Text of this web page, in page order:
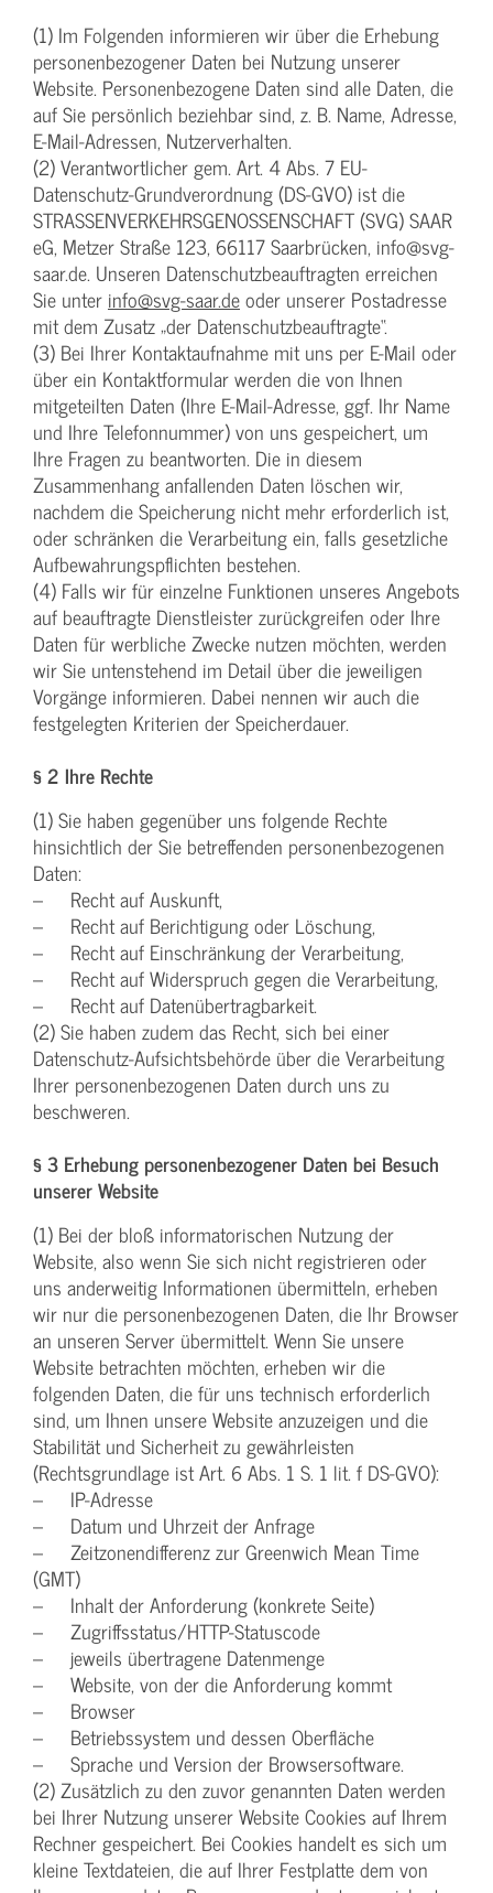
(1) Im Folgenden informieren wir über die Erhebung
personenbezogener Daten bei Nutzung unserer
Website. Personenbezogene Daten sind alle Daten, die
auf Sie persönlich beziehbar sind, z. B. Name, Adresse,
E-Mail-Adressen, Nutzerverhalten.
(2) Verantwortlicher gem. Art. 4 Abs. 7 EU-
Datenschutz-Grundverordnung (DS-GVO) ist die
STRASSENVERKEHRSGENOSSENSCHAFT (SVG) SAAR
eG, Metzer Straße 123, 66117 Saarbrücken, info@svg-
saar.de. Unseren Datenschutzbeauftragten erreichen
Sie unter info@svg-saar.deoder unserer Postadresse
mit dem Zusatz „der Datenschutzbeauftragte“.
(3) Bei Ihrer Kontaktaufnahme mit uns per E-Mail oder
über ein Kontaktformular werden die von Ihnen
mitgeteilten Daten (Ihre E-Mail-Adresse, ggf. Ihr Name
und Ihre Telefonnummer) von uns gespeichert, um
Ihre Fragen zu beantworten. Die in diesem
Zusammenhang anfallenden Daten löschen wir,
nachdem die Speicherung nicht mehr erforderlich ist,
oder schränken die Verarbeitung ein, falls gesetzliche
Aufbewahrungspflichten bestehen.
(4) Falls wir für einzelne Funktionen unseres Angebots
auf beauftragte Dienstleister zurückgreifen oder Ihre
Daten für werbliche Zwecke nutzen möchten, werden
wir Sie untenstehend im Detail über die jeweiligen
Vorgänge informieren. Dabei nennen wir auch die
festgelegten Kriterien der Speicherdauer.
§ 2 Ihre Rechte
(1) Sie haben gegenüber uns folgende Rechte
hinsichtlich der Sie betreffenden personenbezogenen
Daten:
– Recht auf Auskunft,
– Recht auf Berichtigung oder Löschung,
– Recht auf Einschränkung der Verarbeitung,
– Recht auf Widerspruch gegen die Verarbeitung,
– Recht auf Datenübertragbarkeit.
(2) Sie haben zudem das Recht, sich bei einer
Datenschutz-Aufsichtsbehörde über die Verarbeitung
Ihrer personenbezogenen Daten durch uns zu
beschweren.
§ 3 Erhebung personenbezogener Daten bei Besuch
unserer Website
(1) Bei der bloß informatorischen Nutzung der
Website, also wenn Sie sich nicht registrieren oder
uns anderweitig Informationen übermitteln, erheben
wir nur die personenbezogenen Daten, die Ihr Browser
an unseren Server übermittelt. Wenn Sie unsere
Website betrachten möchten, erheben wir die
folgenden Daten, die für uns technisch erforderlich
sind, um Ihnen unsere Website anzuzeigen und die
Stabilität und Sicherheit zu gewährleisten
(Rechtsgrundlage ist Art. 6 Abs. 1 S. 1 lit. f DS-GVO):
– IP-Adresse
– Datum und Uhrzeit der Anfrage
– Zeitzonendifferenz zur Greenwich Mean Time
(GMT)
– Inhalt der Anforderung (konkrete Seite)
– Zugriffsstatus/HTTP-Statuscode
– jeweils übertragene Datenmenge
– Website, von der die Anforderung kommt
– Browser
– Betriebssystem und dessen Oberfläche
– Sprache und Version der Browsersoftware.
(2) Zusätzlich zu den zuvor genannten Daten werden
bei Ihrer Nutzung unserer Website Cookies auf Ihrem
Rechner gespeichert. Bei Cookies handelt es sich um
kleine Textdateien, die auf Ihrer Festplatte dem von